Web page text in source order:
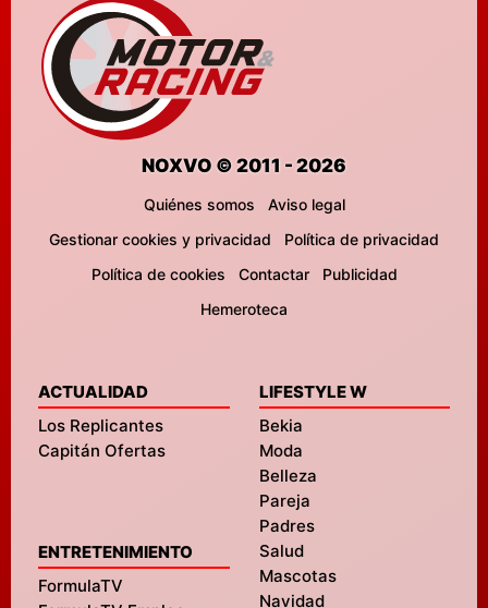
NOXVO © 2011 - 2026
Quiénes somos
Aviso legal
Gestionar cookies y privacidad
Política de privacidad
Política de cookies
Contactar
Publicidad
Hemeroteca
ACTUALIDAD
Los Replicantes
Capitán Ofertas
ENTRETENIMIENTO
FormulaTV
LIFESTYLE W
Bekia
Moda
Belleza
Pareja
Padres
Salud
Mascotas
Navidad